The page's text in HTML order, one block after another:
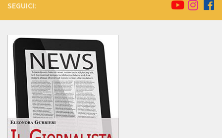
SEGUICI: